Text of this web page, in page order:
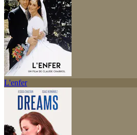
L'enfer